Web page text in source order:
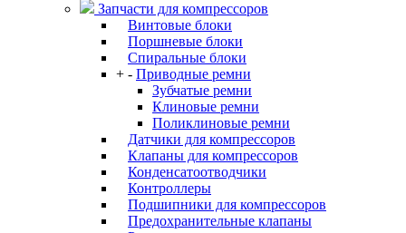
Запчасти для компрессоров
Винтовые блоки
Поршневые блоки
Спиральные блоки
+ - Приводные ремни
Зубчатые ремни
Клиновые ремни
Поликлиновые ремни
Датчики для компрессоров
Клапаны для компрессоров
Конденсатоотводчики
Контроллеры
Подшипники для компрессоров
Предохранительные клапаны